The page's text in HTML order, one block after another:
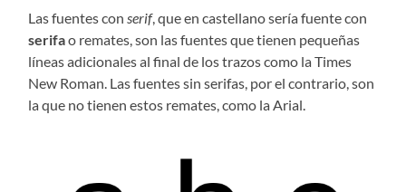
Las fuentes conserif, que en castellano sería fuente con
serifao remates, son las fuentes que tienen pequeñas
líneas adicionales al final de los trazos como la Times
New Roman. Las fuentes sin serifas, por el contrario, son
la que no tienen estos remates, como la Arial.